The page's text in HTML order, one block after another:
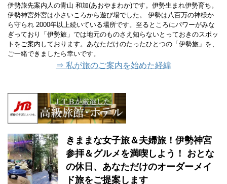
伊勢旅先案内人の青山 和加(あおやまわか)です。伊勢生まれ伊勢育ち。
伊勢神宮外宮は小さいころから遊び場でした。 伊勢は八百万の神様か
ら守られ 2000年以上続いている場所です。至るところにパワーがみな
ぎっており「伊勢旅」では地元のものさえ知らないとっておきのスポッ
トをご案内しております。あなただけのたったひとつの「伊勢旅」を、
ご一緒できましたら幸いです。
⇒ 私が旅のご案内を始めた経緯
きままな女子旅＆夫婦旅！伊勢神宮
参拝＆グルメを満喫しよう！ おとな
の休日、あなただけのオーダーメイ
ド旅をご提案します